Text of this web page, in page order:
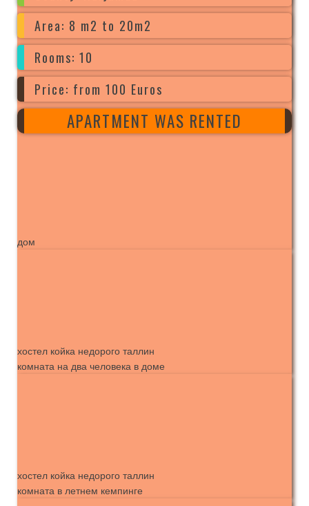
Area: 8 m2 to 20m2
Rooms: 10
Price: from 100 Euros
APARTMENT WAS RENTED
дом
хостел койка недорого таллин
комната на два человека в доме
хостел койка недорого таллин
комната в летнем кемпинге